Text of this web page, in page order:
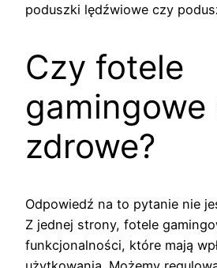
poduszki lędźwiowe czy
Czy fotele
gamingowe
zdrowe?
Odpowiedź na to pytanie nie
Z jednej strony, fotele
funkcjonalności, które mają